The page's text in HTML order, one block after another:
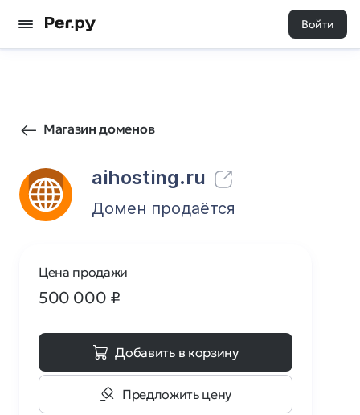
Войти
Магазин доменов
aihosting.ru
5 0
Домен продаётся
Цена продажи
500 000 ₽
Добавить в корзину
Предложить цену